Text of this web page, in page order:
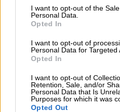
consent section.
I want to opt-out of the
Personal Data.
Opted In
I want to opt-out of
Personal Data for Targeted
Opted In
I want to opt-out of
Retention, Sale, and/or
Personal Data that Is
Purposes for which it was
Opted Out
Βίκυ Μοσχολιού και Μίμης